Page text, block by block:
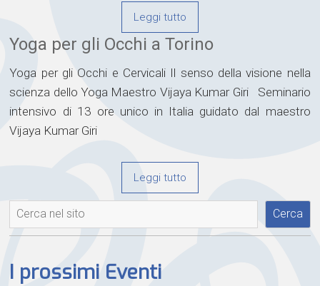
Leggi tutto
Yoga per gli Occhi a Torino
Yoga per gli Occhi e Cervicali Il senso della visione nella
scienza dello Yoga Maestro Vijaya Kumar Giri Seminario
intensivo di 13 ore unico in Italia guidato dal maestro
Vijaya Kumar Giri
Leggi tutto
Cerca Cerca
I prossimi Eventi